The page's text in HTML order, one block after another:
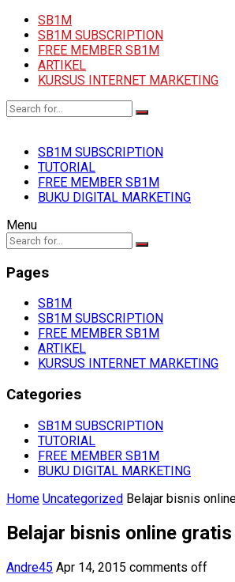
SB1M
SB1M SUBSCRIPTION
FREE MEMBER SB1M
ARTIKEL
KURSUS INTERNET MARKETING
SB1M SUBSCRIPTION
TUTORIAL
FREE MEMBER SB1M
BUKU DIGITAL MARKETING
Menu
Pages
SB1M
SB1M SUBSCRIPTION
FREE MEMBER SB1M
ARTIKEL
KURSUS INTERNET MARKETING
Categories
SB1M SUBSCRIPTION
TUTORIAL
FREE MEMBER SB1M
BUKU DIGITAL MARKETING
Home Uncategorized Belajar bisnis
Belajar bisnis online
Andre45 Apr 14, 2015 comments off